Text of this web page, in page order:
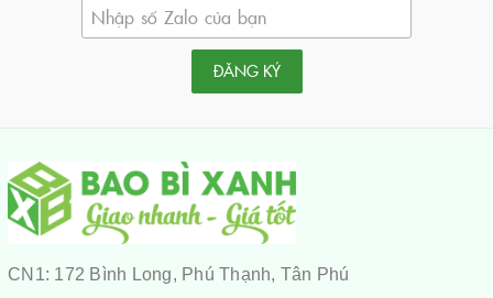
ĐĂNG KÝ
CN1: 172 Bình Long, Phú Thạnh, Tân Phú